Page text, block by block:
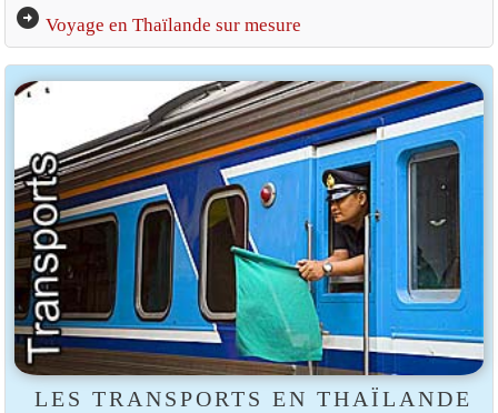
arrow_circle_right Voyage en Thaïlande sur mesure
LES TRANSPORTS EN THAÏLANDE